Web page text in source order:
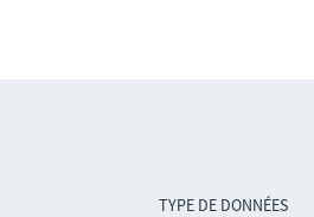
TYPE DE DONNÉES